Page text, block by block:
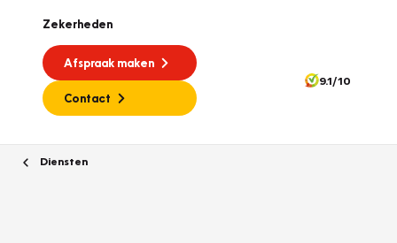
Zekerheden
Afspraak maken
Contact
9.1/10
Diensten